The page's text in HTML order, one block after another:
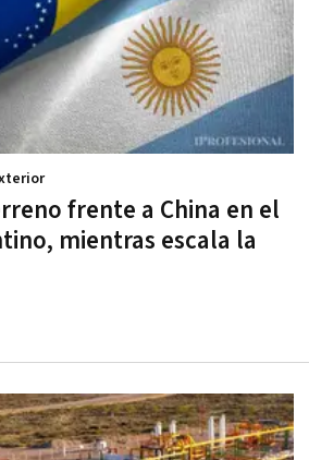
frente a China en el
mientras escala la